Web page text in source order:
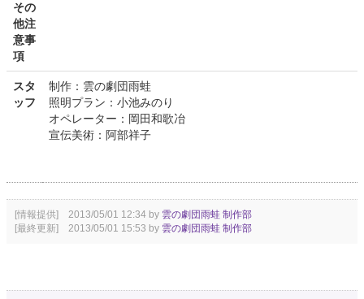
その
他注
意事
項
スタ
ッフ
制作：雲の劇団雨蛙
照明プラン：小池みのり
オペレーター：岡田和歌冶
宣伝美術：阿部祥子
[情報提供] 2013/05/01 12:34 by 雲の劇団雨蛙 制作部
[最終更新] 2013/05/01 15:53 by 雲の劇団雨蛙 制作部